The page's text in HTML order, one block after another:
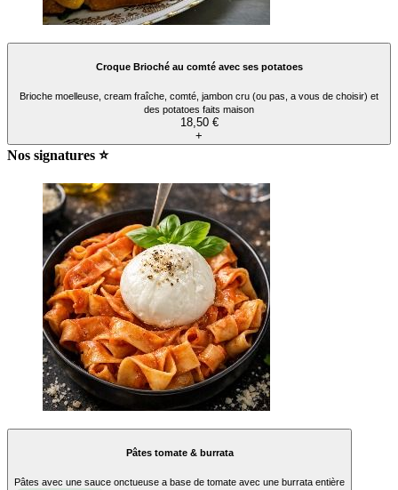
Croque Brioché au comté avec ses potatoes
Brioche moelleuse, cream fraîche, comté, jambon cru (ou pas, a vous de choisir) et
des potatoes faits maison
18,50 €
+
Nos signatures ⭐
Pâtes tomate & burrata
Pâtes avec une sauce onctueuse a base de tomate avec une burrata entière